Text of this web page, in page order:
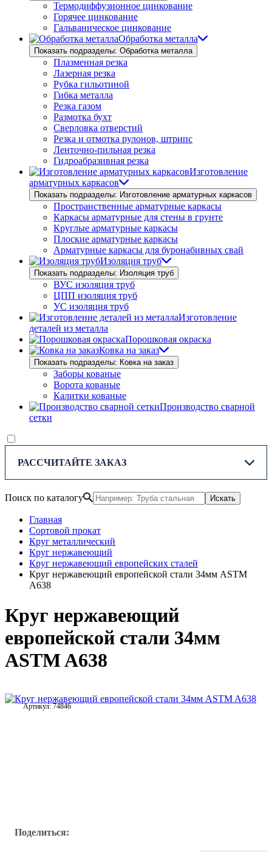
Термодиффузионное цинкование
Горячее цинкование
Гальваническое цинкование
Обработка металла
Показать подразделы: Обработка металла
Плазменная резка
Лазерная резка
Рубка гильотиной
Гибка металла
Резка газом
Размотка бухт
Сверловка отверстий
Резка и отмотка рулонов, штрипс
Ленточно-пильная резка
Гидроабразивная резка
Изготовление
арматурных каркасов
Показать подразделы: Изготовление арматурных каркасов
Пространственные арматурные каркасы
Каркасы арматурные для стены в грунте
Круглые арматурные каркасы
Плоские арматурные каркасы
Арматурные каркасы для буронабивных свай
Изоляция труб
Показать подразделы: Изоляция труб
ВУС изоляция труб
ЦПП изоляция труб
УС изоляция труб
Изготовление
деталей из металла
Порошковая окраска
Ковка на заказ
Показать подразделы: Ковка на заказ
Заборы кованые
Ворота кованые
Калитки кованые
Производство сварной
сетки
РАССЧИТАЙТЕ ЗАКАЗ
Поиск по каталогу Искать
Главная
Сортовой прокат
Круг металлический
Круг нержавеющий
Круг нержавеющий европейских сталей
Круг нержавеющий европейской стали 34мм ASTM
A638
Круг нержавеющий
европейской стали 34мм
ASTM A638
Артикул: 74846
Поделиться: